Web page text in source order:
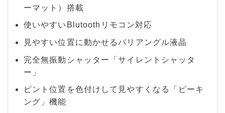
ーマット）搭載
使いやすいBlutoothリモコン対応
見やすい位置に動かせるバリアングル液晶
完全無振動シャッター「サイレントシャッタ
ー」
ピント位置を色付けして見やすくなる「ピーキ
ング」機能